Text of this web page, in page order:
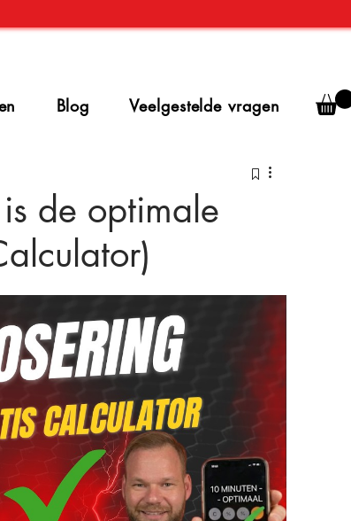
Blog Veelgestelde vragen
de optimale